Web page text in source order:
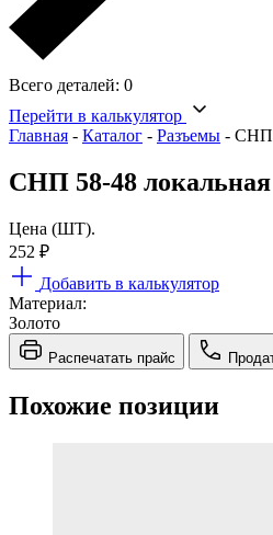
Всего деталей: 0
Перейти в калькулятор
Главная - Каталог - Разъемы - СНП
СНП 58-48 локальная
Цена (ШТ).
252 ₽
Добавить в калькулятор
Материал:
Золото
Распечатать прайс
Похожие позиции